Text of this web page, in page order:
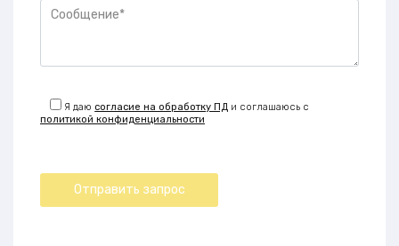
Я даюсогласие на обработку ПД и соглашаюсь с
политикой конфиденциальности